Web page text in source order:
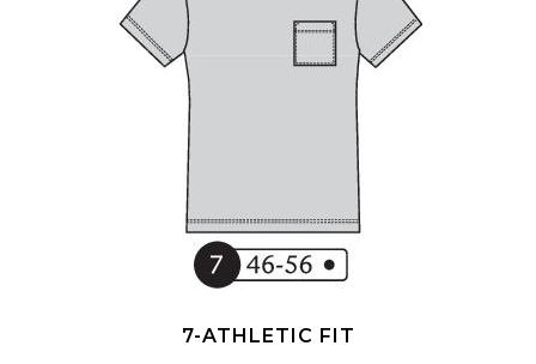
7-ATHLETIC FIT